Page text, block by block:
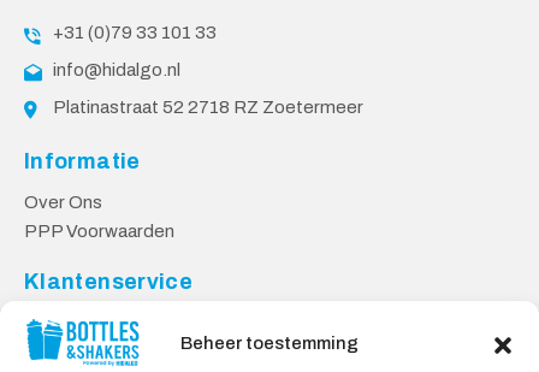
Beheer toestemming
+31 (0)79 33 101 33
info@hidalgo.nl
Platinastraat 52 2718 RZ Zoetermeer
Informatie
Over Ons
PPP Voorwaarden
Klantenservice
Contact
Levering & Retourneren